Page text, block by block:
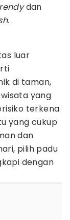
dan
luar
di taman,
yang
terkena
yang cukup
dan
pilih padu
dengan